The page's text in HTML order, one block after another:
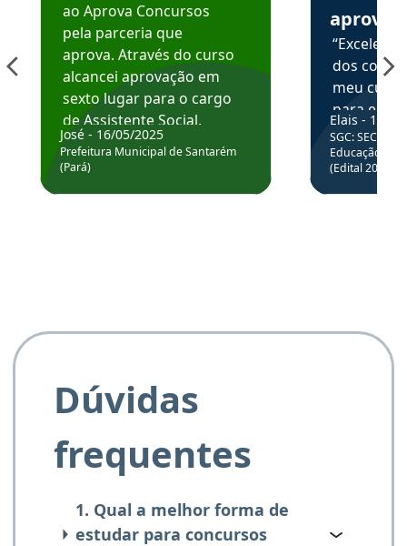
ao Aprova Concursos
pela parceria que
aprova. Através do curso
alcancei aprovação em
sexto lugar para o cargo
de Assistente Social.
Hoje estou atuando na
Prefeitura de Santarém.
José - 16/05/2025
Prefeitura Municipal de Santarém
(Pará)
aprova
dos
meu
para
colocar
através
de
Elais - 15/
SGC: SEC BA
Educação
(Edital
Dúvidas
frequentes
1. Qual a melhor forma de
estudar para concursos